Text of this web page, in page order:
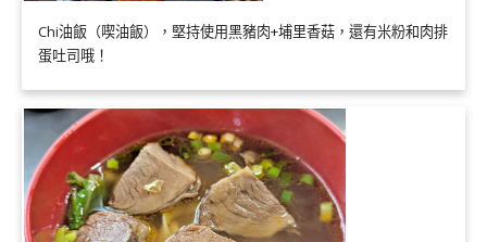
Chi油飯（喫油飯），堅持使用黑豬肉+埔里香菇，還有米粉和肉排
蛋吐司哦！